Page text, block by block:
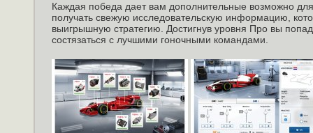
Каждая победа дает вам дополнительные возможно
получать свежую исследовательскую информацию,
выигрышную стратегию. Достигнув уровня Про вы
состязаться с лучшими гоночными командами.